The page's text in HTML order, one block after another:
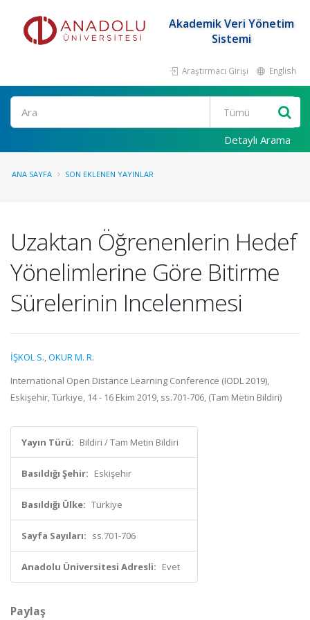
Akademik Veri Yönetim
Sistemi
Araştırmacı Girişi English
Ara
Detaylı Arama
ANA SAYFA SON EKLENEN YAYINLAR
Uzaktan Öğrenenlerin Hedef
Yönelimlerine Göre Bitirme
Sürelerinin Incelenmesi
İŞKOL S.,OKUR M. R.
International Open Distance Learning Conference (IODL 2019),
Eskişehir, Türkiye, 14 - 16 Ekim 2019, ss.701-706, (Tam Metin Bildiri)
Yayın Türü: Bildiri / Tam Metin Bildiri
Basıldığı Şehir: Eskişehir
Basıldığı Ülke: Türkiye
Sayfa Sayıları: ss.701-706
Anadolu Üniversitesi Adresli: Evet
Paylaş